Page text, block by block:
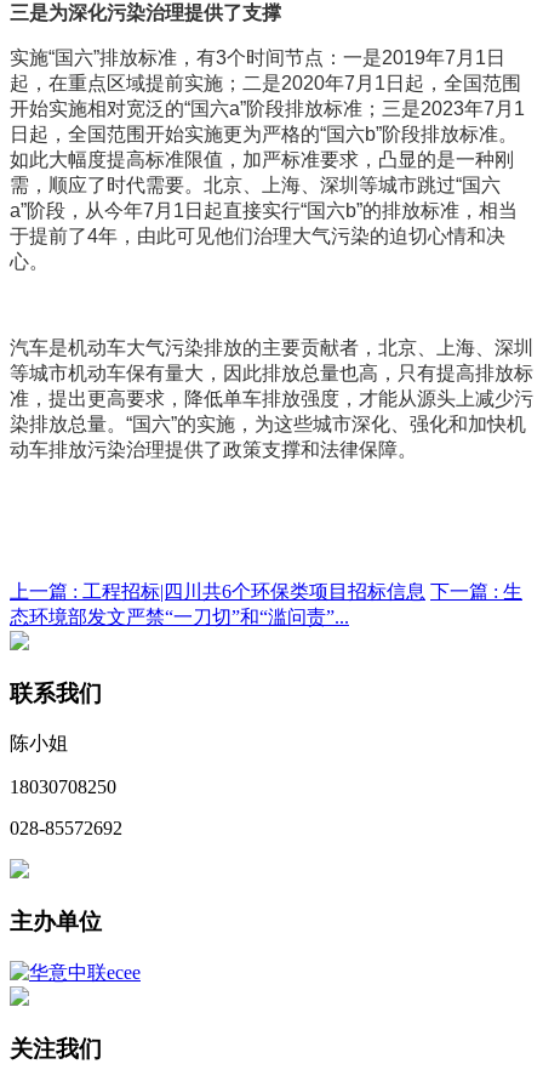
三是为深化污染治理提供了支撑
实施“国六”排放标准，有3个时间节点：一是2019年7月1日
起，在重点区域提前实施；二是2020年7月1日起，全国范围
开始实施相对宽泛的“国六a”阶段排放标准；三是2023年7月1
日起，全国范围开始实施更为严格的“国六b”阶段排放标准。
如此大幅度提高标准限值，加严标准要求，凸显的是一种刚
需，顺应了时代需要。北京、上海、深圳等城市跳过“国六
a”阶段，从今年7月1日起直接实行“国六b”的排放标准，相当
于提前了4年，由此可见他们治理大气污染的迫切心情和决
心。
汽车是机动车大气污染排放的主要贡献者，北京、上海、深圳
等城市机动车保有量大，因此排放总量也高，只有提高排放标
准，提出更高要求，降低单车排放强度，才能从源头上减少污
染排放总量。“国六”的实施，为这些城市深化、强化和加快机
动车排放污染治理提供了政策支撑和法律保障。
上一篇 : 工程招标|四川共6个环保类项目招标信息 下一篇 : 生
态环境部发文严禁“一刀切”和“滥问责”...
联系我们
陈小姐
18030708250
028-85572692
主办单位
关注我们